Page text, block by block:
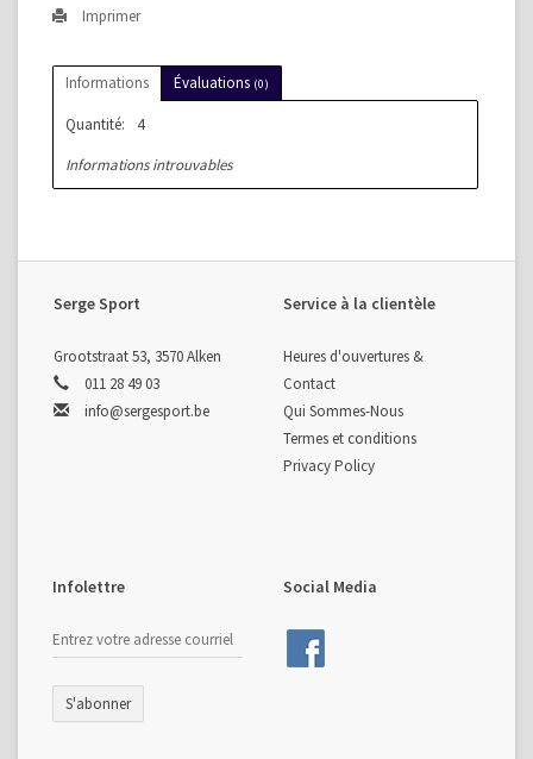
Imprimer
Informations Évaluations (0)
Quantité:
4
Informations introuvables
Serge Sport
Grootstraat 53, 3570 Alken
011 28 49 03
info@sergesport.be
Service à la clientèle
Heures d'ouvertures &
Contact
Qui Sommes-Nous
Termes et conditions
Privacy Policy
Infolettre
S'abonner
Social Media